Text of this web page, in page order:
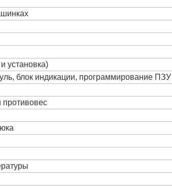
установка)
блок индикации, программирование ПЗУ